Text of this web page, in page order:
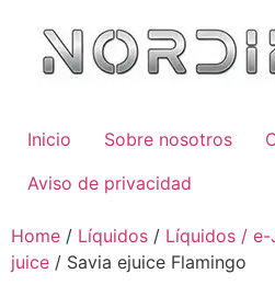
Inicio Sobre nosotros
Aviso de privacidad
Home / Líquidos / Líquidos / e-
juice / Savia ejuice Flamingo